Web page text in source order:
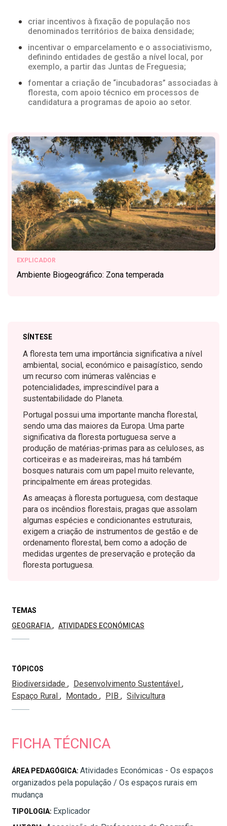
criar incentivos à fixação de população nos
denominados territórios de baixa densidade;
incentivar o emparcelamento e o associativismo,
definindo entidades de gestão a nível local, por
exemplo, a partir das Juntas de Freguesia;
fomentar a criação de “incubadoras” associadas à
floresta, com apoio técnico em processos de
candidatura a programas de apoio ao setor.
EXPLICADOR
Ambiente Biogeográfico: Zona temperada
SÍNTESE
A floresta tem uma importância significativa a nível
ambiental, social, económico e paisagístico, sendo
um recurso com inúmeras valências e
potencialidades, imprescindível para a
sustentabilidade do Planeta.
Portugal possui uma importante mancha florestal,
sendo uma das maiores da Europa. Uma parte
significativa da floresta portuguesa serve a
produção de matérias-primas para as celuloses, as
corticeiras e as madeireiras, mas há também
bosques naturais com um papel muito relevante,
principalmente em áreas protegidas.
As ameaças à floresta portuguesa, com destaque
para os incêndios florestais, pragas que assolam
algumas espécies e condicionantes estruturais,
exigem a criação de instrumentos de gestão e de
ordenamento florestal, bem como a adoção de
medidas urgentes de preservação e proteção da
floresta portuguesa.
TEMAS
GEOGRAFIA
ATIVIDADES ECONÓMICAS
TÓPICOS
Biodiversidade
Desenvolvimento Sustentável
Espaço Rural
Montado PIB Silvicultura
FICHA TÉCNICA
ÁREA PEDAGÓGICA: Atividades Económicas - Os espaços
organizados pela população / Os espaços rurais em
mudança
TIPOLOGIA: Explicador